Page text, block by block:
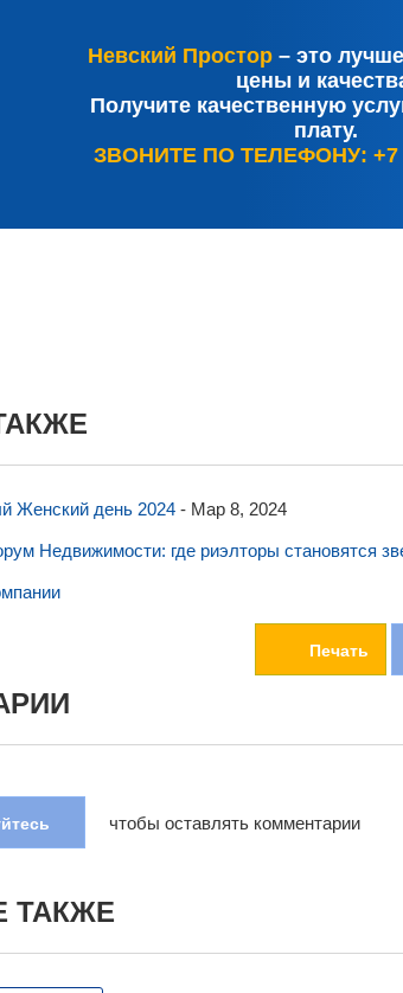
Невский Простор– это
цены и
Получите качественную
плату.
ЗВОНИТЕ ПО ТЕЛЕФОНУ: +7
Женский день 2024- Мар 8, 2024
Недвижимости: где риэлторы становятся
Печать
чтобы оставлять комментарии
ТАКЖЕ